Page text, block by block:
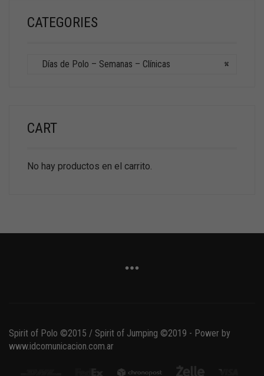
CATEGORIES
×
Días de Polo – Semanas – Clínicas
CART
No hay productos en el carrito.
Spirit of Polo ©2015 / Spirit of Jumping ©2019 - Power by
www.idcomunicacion.com.ar